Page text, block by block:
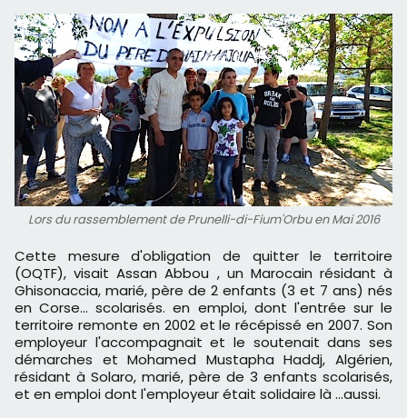
Lors du rassemblement de Prunelli-di-Fium'Orbu en Mai 2016
Cette mesure d'obligation de quitter le territoire
(OQTF), visait Assan Abbou , un Marocain résidant à
Ghisonaccia, marié, père de 2 enfants (3 et 7 ans) nés
en Corse... scolarisés. en emploi, dont l'entrée sur le
territoire remonte en 2002 et le récépissé en 2007. Son
employeur l'accompagnait et le soutenait dans ses
démarches et Mohamed Mustapha Haddj, Algérien,
résidant à Solaro, marié, père de 3 enfants scolarisés,
et en emploi dont l'employeur était solidaire là ...aussi.